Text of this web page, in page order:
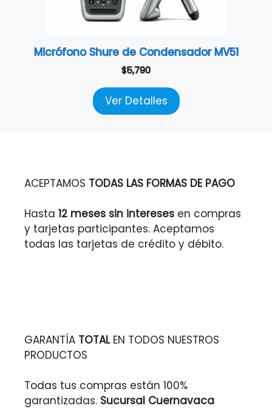
Micrófono Shure de Condensador MV51
$5,790
Ver Detalles
ACEPTAMOS TODAS LAS FORMAS DE PAGO
Hasta 12 meses sin intereses en compras
y tarjetas participantes. Aceptamos
todas las tarjetas de crédito y débito.
GARANTÍA TOTALEN TODOS NUESTROS
PRODUCTOS
Todas tus compras están 100%
garantizadas. Sucursal Cuernavaca